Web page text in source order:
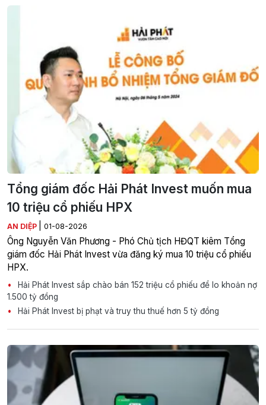
Tổng giám đốc Hải Phát Invest muốn mua
10 triệu cổ phiếu HPX
AN DIỆP 01-08-2026
Ông Nguyễn Văn Phương - Phó Chủ tịch HĐQT kiêm Tổng
giám đốc Hải Phát Invest vừa đăng ký mua 10 triệu cổ phiếu
HPX.
Hải Phát Invest sắp chào bán 152 triệu cổ phiếu để lo khoản nợ
1.500 tỷ đồng
Hải Phát Invest bị phạt và truy thu thuế hơn 5 tỷ đồng